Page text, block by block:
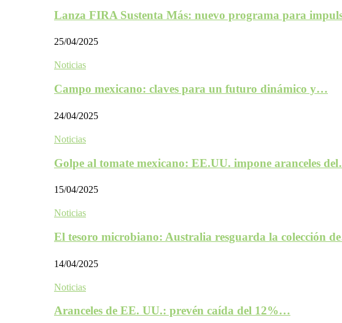
Lanza FIRA Sustenta Más: nuevo programa para
25/04/2025
Noticias
Campo mexicano: claves para un futuro dinámico y…
24/04/2025
Noticias
Golpe al tomate mexicano: EE.UU. impone aranceles
15/04/2025
Noticias
El tesoro microbiano: Australia resguarda la colección
14/04/2025
Noticias
Aranceles de EE. UU.: prevén caída del 12%…